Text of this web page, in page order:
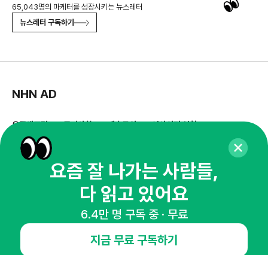
65,043명의 마케터를 성장시키는 뉴스레터
뉴스레터 구독하기
NHN AD
오픈애즈란 공지사항 제휴문의
인사이터 신청
뉴스레터
경기도 성남시 분당구 대왕판교로645번길 16
대표 : 심도섭
통신판매업신고번호 : 2014-경기성남-1023
호스팅서비스사업자 : 오픈애즈
서비스•광고 문의 :1800-2198
openads@openads.co.kr
요즘 잘 나가는 사람들,
다 읽고 있어요
6.4만 명 구독 중 · 무료
지금 무료 구독하기